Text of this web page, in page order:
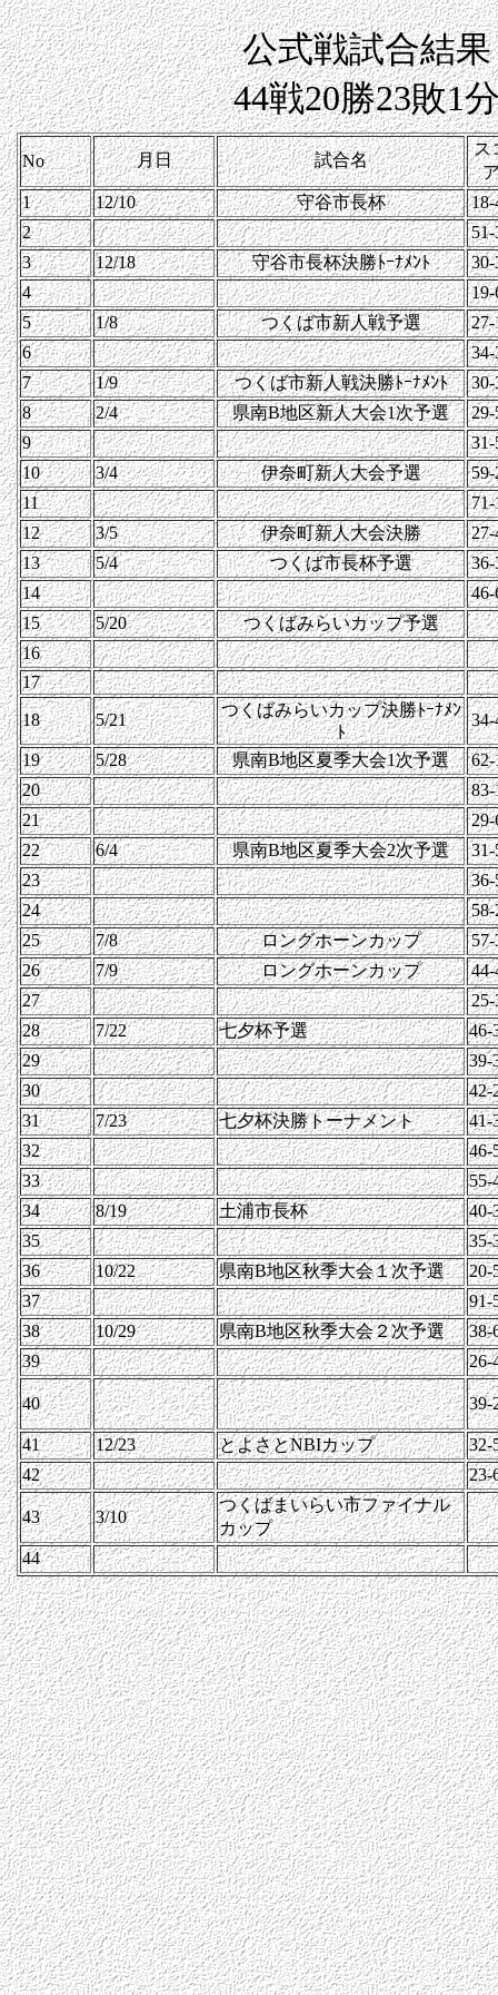
No 月日 試合名
ス
1
12/10 守谷市長杯
18-
2
51-
3
12/18 守谷市長杯決勝ﾄｰﾅﾒﾝﾄ
30-
4
19-
5
1/8 つくば市新人戦予選
27-
6
34-
7
1/9 つくば市新人戦決勝ﾄｰﾅﾒﾝﾄ
30-
8
2/4 県南B地区新人大会1次予選
29-
9
31-
10
3/4 伊奈町新人大会予選
59-
11
71-
12
3/5 伊奈町新人大会決勝
27-
13
5/4 つくば市長杯予選
36-
14
46-
15
5/20
つくばみらいカップ予選
16
17
18
5/21
つくばみらいカップ決勝ﾄｰﾅﾒﾝ
ﾄ
34-
19 5/28 県南B地区夏季大会1次予選
62-
20
83-
21
29-
22
6/4 県南B地区夏季大会2次予選
31-
23
36-
24
58-
25
7/8 ロングホーンカップ
57-
26
7/9 ロングホーンカップ
44-
27
25-
28
7/22 七夕杯予選
46-
29
39-
30
42-
31
7/23 七夕杯決勝トーナメント
41-
32
46-
33
55-
34
8/19 土浦市長杯
40-
35
35-
36
10/22 県南B地区秋季大会１次予選
20-
37
91-
38
10/29 県南B地区秋季大会２次予選
38-
39
26-
40 39-
41 12/23 とよさとNBIカップ
32-
42
23-
43 3/10
つくばまいらい市ファイナル
カップ
44
公式戦試合結果
44戦20勝23敗1